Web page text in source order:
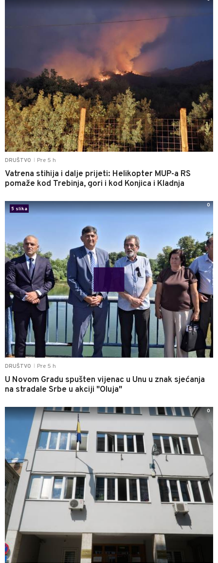
DRUŠTVO Pre 5 h
Vatrena stihija i dalje prijeti: Helikopter MUP-a RS
pomaže kod Trebinja, gori i kod Konjica i Kladnja
DRUŠTVO Pre 5 h
U Novom Gradu spušten vijenac u Unu u znak sjećanja
na stradale Srbe u akciji "Oluja"
5 slika
0
0